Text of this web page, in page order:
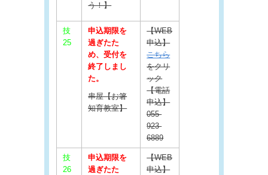
う！】
技
25
申込期限を
過ぎたた
め、受付を
終了しまし
た。
串屋【お箸
知育教室】
【WEB
申込】
こちら
をクリ
ック
【電話
申込】
055-
923-
6889
技
26
申込期限を
過ぎたた
【WEB
申込】